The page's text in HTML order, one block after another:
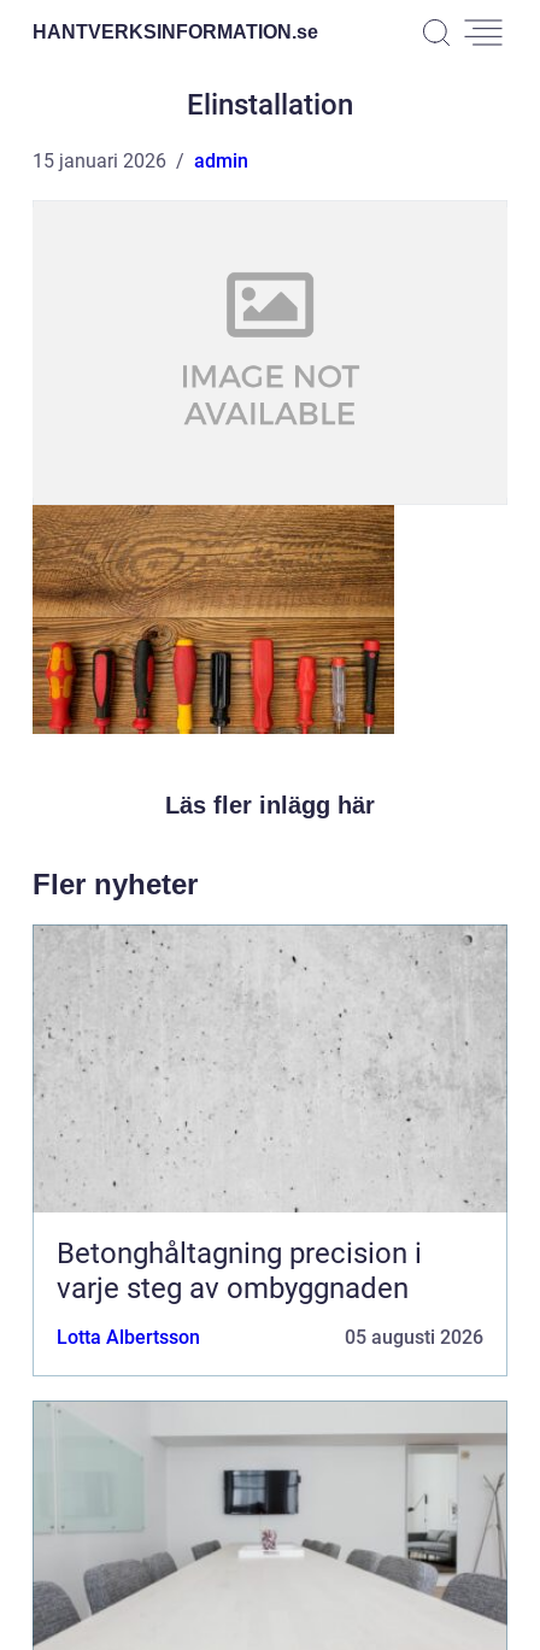
HANTVERKSINFORMATION.se
Elinstallation
15 januari 2026 admin
Läs fler inlägg här
Fler nyheter
Betonghåltagning precision i
varje steg av ombyggnaden
Lotta Albertsson 05 augusti 2026